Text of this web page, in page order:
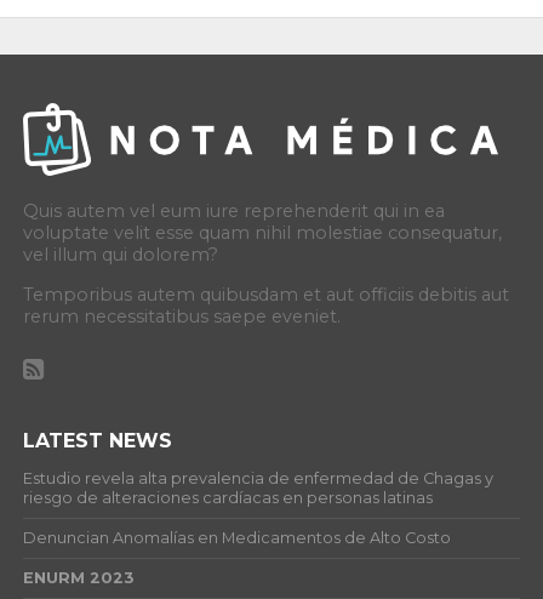
Quis autem vel eum iure reprehenderit qui in ea
voluptate velit esse quam nihil molestiae consequatur,
vel illum qui dolorem?
Temporibus autem quibusdam et aut officiis debitis aut
rerum necessitatibus saepe eveniet.
LATEST NEWS
Estudio revela alta prevalencia de enfermedad de Chagas y
riesgo de alteraciones cardíacas en personas latinas
Denuncian Anomalías en Medicamentos de Alto Costo
ENURM 2023